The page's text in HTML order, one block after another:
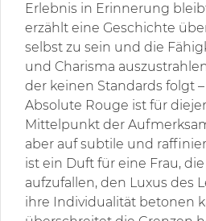
Erlebnis in Erinnerung
erzählt eine Geschichte
selbst zu sein und die
und Charisma
der keinen Standards folgt
Absolute Rouge ist für
Mittelpunkt der
aber auf subtile und
ist ein Duft für eine Frau,
aufzufallen, den Luxus des
ihre Individualität betonen